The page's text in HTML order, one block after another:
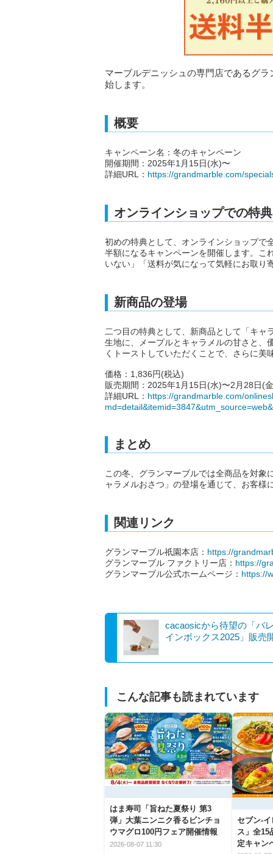
マーブルデニッシュの専門店であるグ
始します。
概要
キャンペーン名：冬のキャンペーン
開催期間：2025年1月15日(水)〜
詳細URL： https://grandmarble.com/
オンラインショップでの特典
初めの特典として、オンラインショップで
半額になるキャンペーンを開催します。こ
いない」「送料が気になって気軽にお取り
新商品の登場
二つ目の特典として、新商品として「キャ
生地に、メープルとキャラメルの甘さと、
くトーストしていただくことで、さらに美
価格：1,836円(税込)
販売期間：2025年1月15日(水)〜2月28日(
詳細URL： https://grandmarble.com/
まとめ
この冬、グランマーブルでは全商品を対象
ャラメルおさつ」の登場を通じて、お客様
関連リンク
グランマーブル祇園本店： https://
グランマーブル ファクトリー店： https://
グランマーブル公式ホームページ： https://
cacaosicから待望の「バ
インボックス2025」販売
こんな記事も読まれています
はま寿司「旨ねた夏祭り 第3
弾」大葉ニンニク香るビンチョ
ウマグロ100円フェア開催情報
2026-08-07 11:30
セブン‐
ス」全15
定キャン